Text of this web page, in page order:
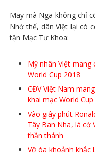
May mà Nga không chỉ
Nhờ thế, dân Việt lại có
tận Mạc Tư Khoa:
Mỹ nhân Việt mang
World Cup 2018
CĐV Việt Nam
khai mạc World Cup
Vào giây phút
Tây Ban Nha, lá cờ
thần thánh
Vỡ òa khoảnh khắc